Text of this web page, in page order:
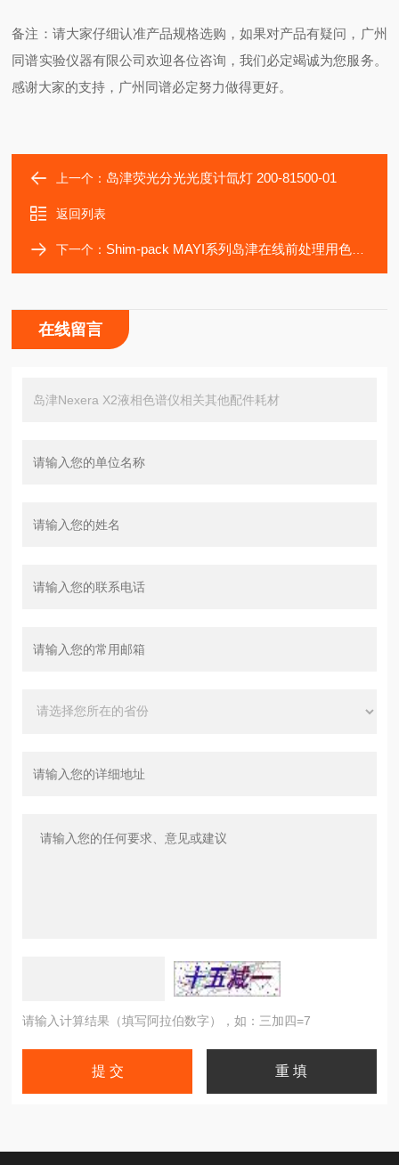
备注：请大家仔细认准产品规格选购，如果对产品有疑问，广州
同谱实验仪器有限公司欢迎各位咨询，我们必定竭诚为您服务。
感谢大家的支持，广州同谱必定努力做得更好。
上一个： 岛津荧光分光光度计氙灯 200-81500-01
返回列表
下一个： Shim-pack MAYI系列岛津在线前处理用色谱柱
在线留言
请输入计算结果（填写阿拉伯数字），如：三加四=7